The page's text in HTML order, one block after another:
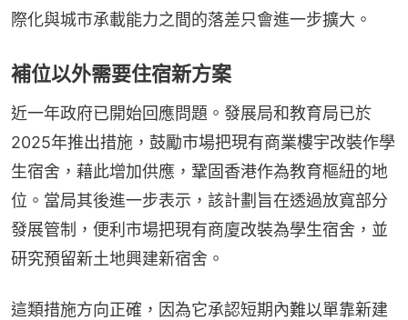
際化與城市承載能力之間的落差只會進一步擴大。
補位以外需要住宿新方案
近一年政府已開始回應問題。發展局和教育局已於
2025年推出措施，鼓勵市場把現有商業樓宇改裝作學
生宿舍，藉此增加供應，鞏固香港作為教育樞紐的地
位。當局其後進一步表示，該計劃旨在透過放寬部分
發展管制，便利市場把現有商廈改裝為學生宿舍，並
研究預留新土地興建新宿舍。
這類措施方向正確，因為它承認短期內難以單靠新建